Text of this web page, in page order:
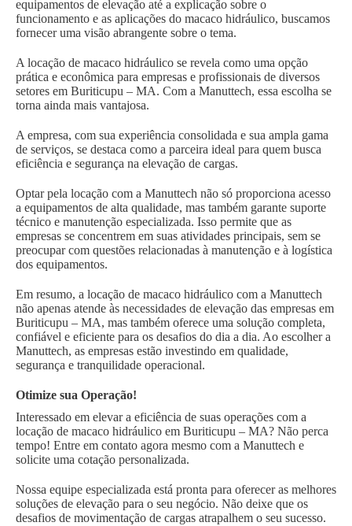
equipamentos de elevação até a explicação sobre o
funcionamento e as aplicações do macaco hidráulico, buscamos
fornecer uma visão abrangente sobre o tema.
A locação de macaco hidráulico se revela como uma opção
prática e econômica para empresas e profissionais de diversos
setores em Buriticupu – MA. Com a Manuttech, essa escolha se
torna ainda mais vantajosa.
A empresa, com sua experiência consolidada e sua ampla gama
de serviços, se destaca como a parceira ideal para quem busca
eficiência e segurança na elevação de cargas.
Optar pela locação com a Manuttech não só proporciona acesso
a equipamentos de alta qualidade, mas também garante suporte
técnico e manutenção especializada. Isso permite que as
empresas se concentrem em suas atividades principais, sem se
preocupar com questões relacionadas à manutenção e à logística
dos equipamentos.
Em resumo, a locação de macaco hidráulico com a Manuttech
não apenas atende às necessidades de elevação das empresas em
Buriticupu – MA, mas também oferece uma solução completa,
confiável e eficiente para os desafios do dia a dia. Ao escolher a
Manuttech, as empresas estão investindo em qualidade,
segurança e tranquilidade operacional.
Otimize sua Operação!
Interessado em elevar a eficiência de suas operações com a
locação de macaco hidráulico em Buriticupu – MA? Não perca
tempo! Entre em contato agora mesmo com a Manuttech e
solicite uma cotação personalizada.
Nossa equipe especializada está pronta para oferecer as melhores
soluções de elevação para o seu negócio. Não deixe que os
desafios de movimentação de cargas atrapalhem o seu sucesso.